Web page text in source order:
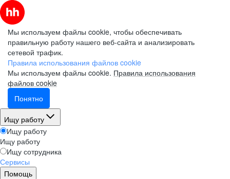
Мы используем файлы cookie, чтобы обеспечивать
правильную работу нашего веб-сайта и анализировать
сетевой трафик.
Правила использования файлов cookie
Мы используем файлы cookie. Правила использования
файлов cookie
Понятно
Ищу работу
Ищу работу
Ищу работу
Ищу сотрудника
Сервисы
Помощь